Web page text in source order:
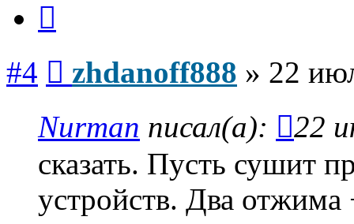
#4 zhdanoff888 » 22
Nurman писал(а):
22
сказать. Пусть сушит
устройств. Два